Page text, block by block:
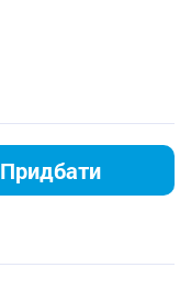
Придбати